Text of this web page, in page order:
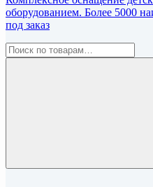
оборудованием. Более 5000
под заказ